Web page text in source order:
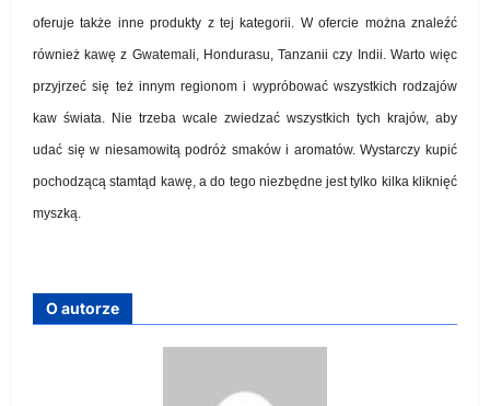
oferuje także inne produkty z tej kategorii. W ofercie można znaleźć
również kawę z Gwatemali, Hondurasu, Tanzanii czy Indii. Warto więc
przyjrzeć się też innym regionom i wypróbować wszystkich rodzajów
kaw świata. Nie trzeba wcale zwiedzać wszystkich tych krajów, aby
udać się w niesamowitą podróż smaków i aromatów. Wystarczy kupić
pochodzącą stamtąd kawę, a do tego niezbędne jest tylko kilka kliknięć
myszką.
O autorze